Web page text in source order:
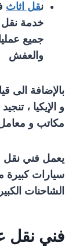
نقل اثاث
خدمة
جميع
والعفش
بالإضافة الى
و الإيكيا ،
مكاتب و
يعمل فني
سيارات كبيرة
الشاحنات
فني نقل